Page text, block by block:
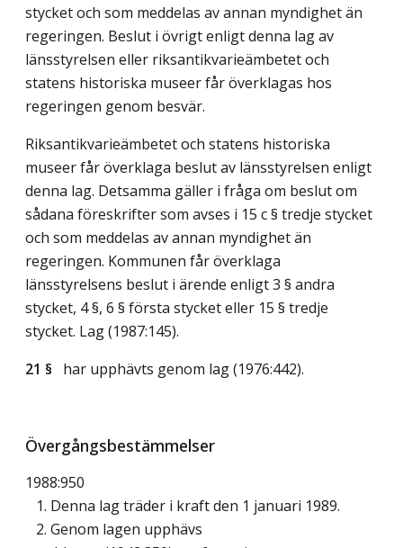
stycket och som meddelas av annan myndighet än
regeringen. Beslut i övrigt enligt denna lag av
länsstyrelsen eller riksantikvarieämbetet och
statens historiska museer får överklagas hos
regeringen genom besvär.
Riksantikvarieämbetet och statens historiska
museer får överklaga beslut av länsstyrelsen enligt
denna lag. Detsamma gäller i fråga om beslut om
sådana föreskrifter som avses i 15 c § tredje stycket
och som meddelas av annan myndighet än
regeringen. Kommunen får överklaga
länsstyrelsens beslut i ärende enligt 3 § andra
stycket, 4 §, 6 § första stycket eller 15 § tredje
stycket. Lag (1987:145).
21 § har upphävts genom lag (1976:442).
Övergångsbestämmelser
1988:950
1. Denna lag träder i kraft den 1 januari 1989.
2. Genom lagen upphävs